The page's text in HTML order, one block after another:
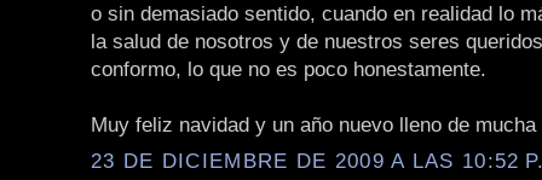
o sin demasiado sentido, cuando en realidad lo
la salud de nosotros y de nuestros seres
conformo, lo que no es poco honestamente.
Muy feliz navidad y un año nuevo lleno de mucha
23 DE DICIEMBRE DE 2009 A LAS 10:52